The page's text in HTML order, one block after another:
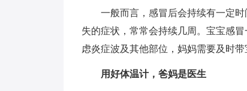
一般而言，感冒后会持续有一定时
失的症状，常常会持续几周。宝宝感
虑炎症波及其他部位，妈妈需要及时
用好体温计，爸妈是医生